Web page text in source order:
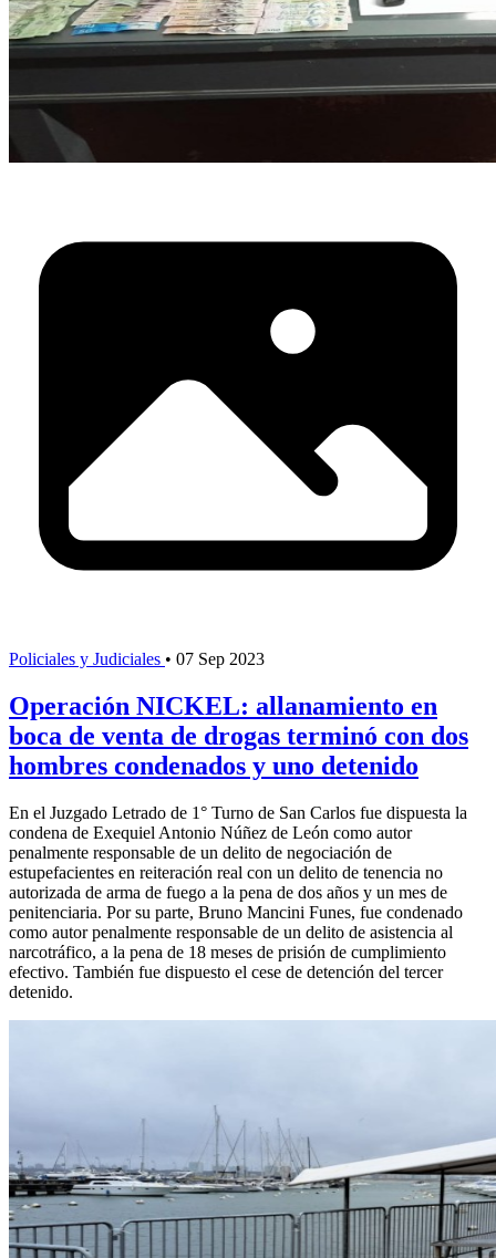
Policiales y Judiciales • 07 Sep 2023
Operación NICKEL: allanamiento en
boca de venta de drogas terminó con dos
hombres condenados y uno detenido
En el Juzgado Letrado de 1° Turno de San Carlos fue dispuesta la
condena de Exequiel Antonio Núñez de León como autor
penalmente responsable de un delito de negociación de
estupefacientes en reiteración real con un delito de tenencia no
autorizada de arma de fuego a la pena de dos años y un mes de
penitenciaria. Por su parte, Bruno Mancini Funes, fue condenado
como autor penalmente responsable de un delito de asistencia al
narcotráfico, a la pena de 18 meses de prisión de cumplimiento
efectivo. También fue dispuesto el cese de detención del tercer
detenido.